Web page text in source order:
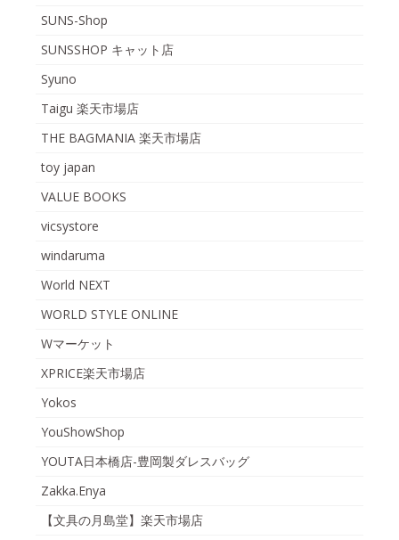
SUNS-Shop
SUNSSHOP キャット店
Syuno
Taigu 楽天市場店
THE BAGMANIA 楽天市場店
toy japan
VALUE BOOKS
vicsystore
windaruma
World NEXT
WORLD STYLE ONLINE
Wマーケット
XPRICE楽天市場店
Yokos
YouShowShop
YOUTA日本橋店-豊岡製ダレスバッグ
Zakka.Enya
【文具の月島堂】楽天市場店